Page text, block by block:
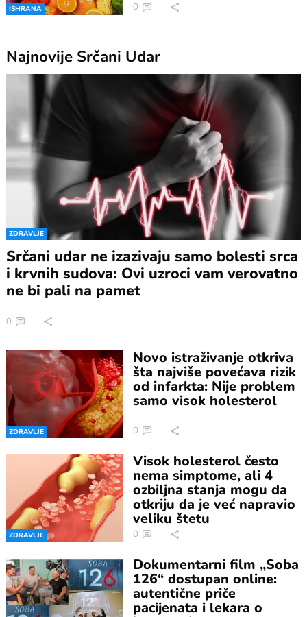
ISHRANA 0
Najnovije Srčani Udar
ZDRAVLJE
Srčani udar ne izazivaju samo bolesti srca
i krvnih sudova: Ovi uzroci vam verovatno
ne bi pali na pamet
0
ZDRAVLJE
Novo istraživanje otkriva
šta najviše povećava rizik
od infarkta: Nije problem
samo visok holesterol
0
ZDRAVLJE
Visok holesterol često
nema simptome, ali 4
ozbiljna stanja mogu da
otkriju da je već napravio
veliku štetu
0
Dokumentarni film „Soba
126“ dostupan online:
autentične priče
pacijenata i lekara o